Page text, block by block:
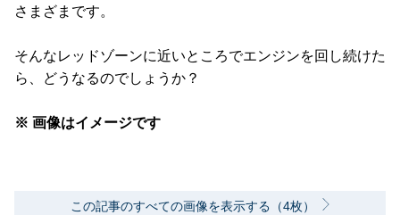
さまざまです。
そんなレッドゾーンに近いところでエンジンを回し続けた
ら、どうなるのでしょうか？
※ 画像はイメージです
この記事のすべての画像を表示する（4枚）